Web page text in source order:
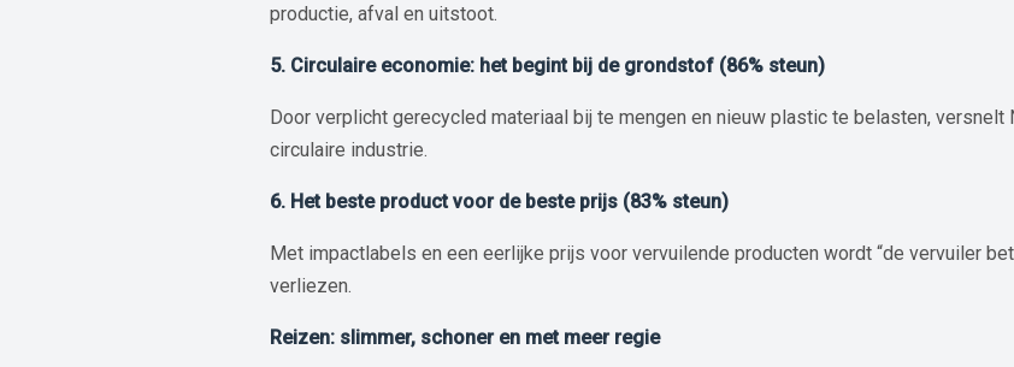
productie, afval en uitstoot.
5. Circulaire economie: het begint bij de grondstof (86% steun)
Door verplicht gerecycled materiaal bij te mengen en nieuw plastic te belasten, versnelt
circulaire industrie.
6. Het beste product voor de beste prijs (83% steun)
Met impactlabels en een eerlijke prijs voor vervuilende producten wordt “de vervuiler
verliezen.
Reizen: slimmer, schoner en met meer regie